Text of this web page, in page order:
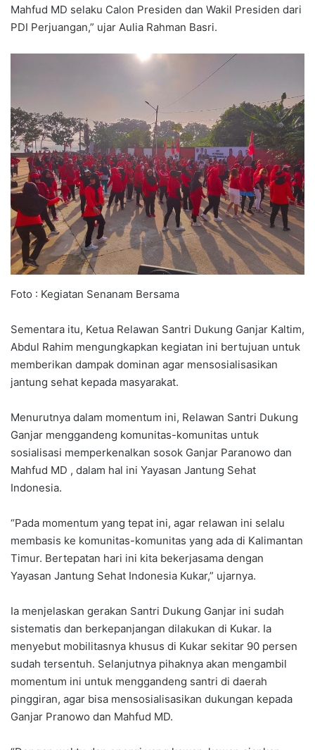
Mahfud MD selaku Calon Presiden dan Wakil Presiden dari
PDI Perjuangan,” ujar Aulia Rahman Basri.
Foto : Kegiatan Senanam Bersama
Sementara itu, Ketua Relawan Santri Dukung Ganjar Kaltim,
Abdul Rahim mengungkapkan kegiatan ini bertujuan untuk
memberikan dampak dominan agar mensosialisasikan
jantung sehat kepada masyarakat.
Menurutnya dalam momentum ini, Relawan Santri Dukung
Ganjar menggandeng komunitas-komunitas untuk
sosialisasi memperkenalkan sosok Ganjar Paranowo dan
Mahfud MD , dalam hal ini Yayasan Jantung Sehat
Indonesia.
“Pada momentum yang tepat ini, agar relawan ini selalu
membasis ke komunitas-komunitas yang ada di Kalimantan
Timur. Bertepatan hari ini kita bekerjasama dengan
Yayasan Jantung Sehat Indonesia Kukar,” ujarnya.
Ia menjelaskan gerakan Santri Dukung Ganjar ini sudah
sistematis dan berkepanjangan dilakukan di Kukar. Ia
menyebut mobilitasnya khusus di Kukar sekitar 90 persen
sudah tersentuh. Selanjutnya pihaknya akan mengambil
momentum ini untuk menggandeng santri di daerah
pinggiran, agar bisa mensosialisasikan dukungan kepada
Ganjar Pranowo dan Mahfud MD.